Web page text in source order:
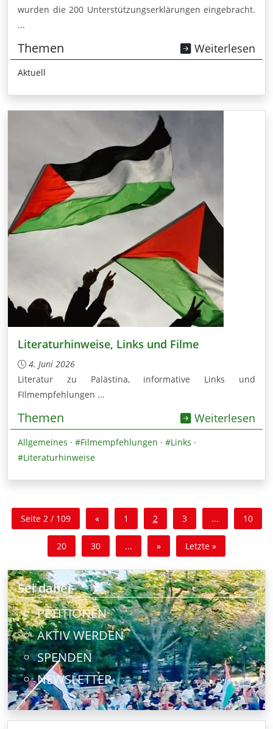
wurden die 200 Unterstützungserklärungen eingebracht.
...
Themen Weiterlesen
Aktuell
Literaturhinweise, Links und Filme
4. Juni 2026
Literatur zu Palästina, informative Links und
FIlmempfehlungen ...
Themen Weiterlesen
Allgemeines · #Filmempfehlungen · #Links ·
#Literaturhinweise
Seite 2 / 109 « 1 2 3 ... 10
20 30 ... » Letzte »
Sei dabei
PETITIONEN
AKTIV WERDEN
SPENDEN
NEWSLETTER